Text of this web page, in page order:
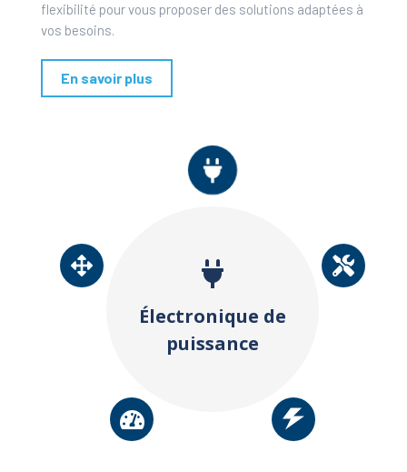
flexibilité pour vous proposer des solutions adaptées à
vos besoins.
En savoir plus
Électronique de
puissance